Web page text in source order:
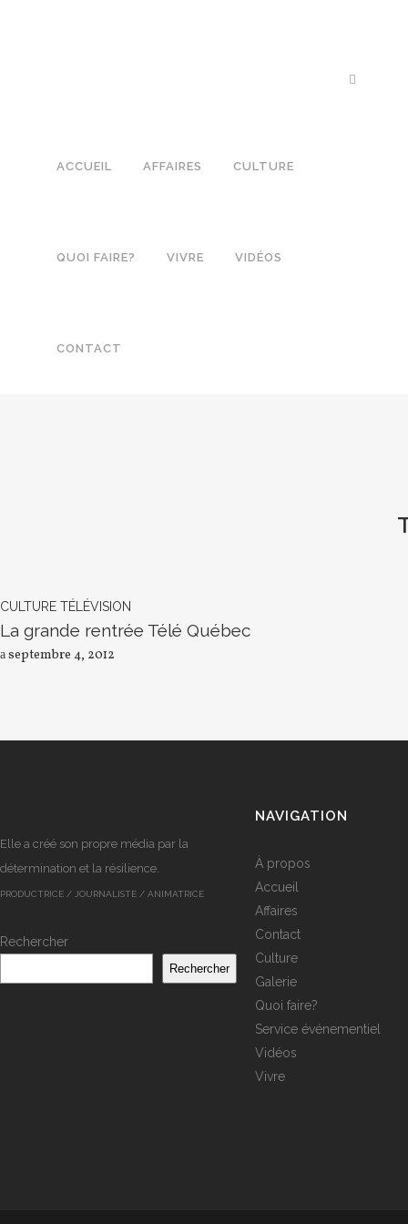
ACCUEIL AFFAIRES CULTURE
QUOI FAIRE? VIVRE VIDÉOS
CONTACT
CULTURE TÉLÉVISION
La grande rentrée Télé Québec
septembre 4, 2012
Elle a créé son propre média par la
détermination et la résilience.
PRODUCTRICE / JOURNALISTE / ANIMATRICE
Rechercher
Rechercher
NAVIGATION
À propos
Accueil
Affaires
Contact
Culture
Galerie
Quoi faire?
Service événementiel
Vidéos
Vivre